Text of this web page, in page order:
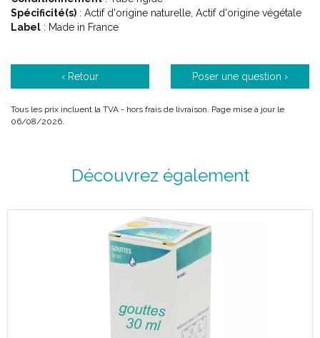
Spécificité(s) : Actif d'origine naturelle, Actif d'origine végétale
Label : Made in France
‹ Retour Poser une question ›
Tous les prix incluent la TVA - hors frais de livraison. Page mise à jour le
06/08/2026.
Découvrez également